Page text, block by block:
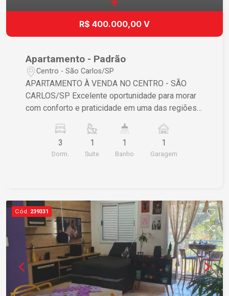
R$ 400.000,00 V
Apartamento - Padrão
Centro - São Carlos/SP
APARTAMENTO À VENDA NO CENTRO - SÃO
CARLOS/SP Excelente oportunidade para morar
com conforto e praticidade em uma das regiões
apartamento oferece ambientes bem distribuídos
e toda a comodidade que sua família merece: 3
dormitórios, sendo 1 suíte Sala espaçosa
comércios, supermercados, farmácias, bancos,
escolas e diversos serviços essenciais,
proporcionando mais facilidade para o seu dia a
dia. Ideal para quem busca espaço, excelente
localização e qualidade de vida. Entre em contato
para mais informações e agende sua visita!
3
Dorm.
1
Suite
1
Banho
1
Garagem
Cód. 239331